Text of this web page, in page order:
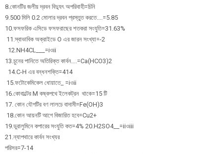
8.কোনটির জলীয় দ্রবন বিদ্যুৎ অপরিবাহী=চিনি
9.500 মিলি 0.2 মোলার দ্রবন প্রস্তুত করতে....=5.85
10.ফসফরিক এসিডে ফসফরাছের শতকরা সংযুতি=31.63%
11.স্বাভাবিক অক্রাইডে O এর জারন সংখ্যা=-2
12.NH4CL___=iওii
13.চুনের পানিতে অতিরিক্ত কার্বন....=Ca(HCO3)2
14.C-H এর বন্ধনশক্তি=414
15.ফটোকেমিকেল ধোয়াতে_ =iওii
16.কোবাল্টের M কষ্কপথে ইলেকট্রন থাকে=15 টি
17. কোন যৌগটির বণ লালচে বাদামী=Fe(OH)3
18.কোন আয়নটি আগে বিজারিত হবে=Cu2+
19.ডুরালুমিনে কপারের সংযুতি কত=4% 20.H2SO4__=iiওiii
21.ন্যাপথারে কার্বন সংখ্যর
পরিসর=7-14